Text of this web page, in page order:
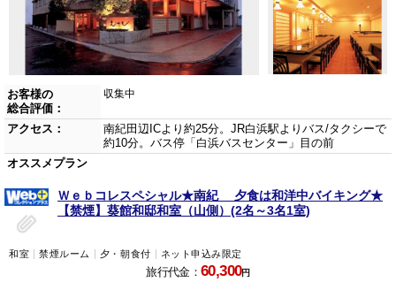
お客様の
総合評価：
収集中
アクセス：
南紀田辺ICより約25分。JR白浜駅よりバス/タクシーで
約10分。バス停「白浜バスセンター」目の前
オススメプラン
Ｗｅｂコレスペシャル★南紀 夕食は和洋中バイキング★
【禁煙】葵館和邸和室（山側）(2名～3名1室)
和室 禁煙ルーム 夕・朝食付 ネット申込み限定
旅行代金：60,300円